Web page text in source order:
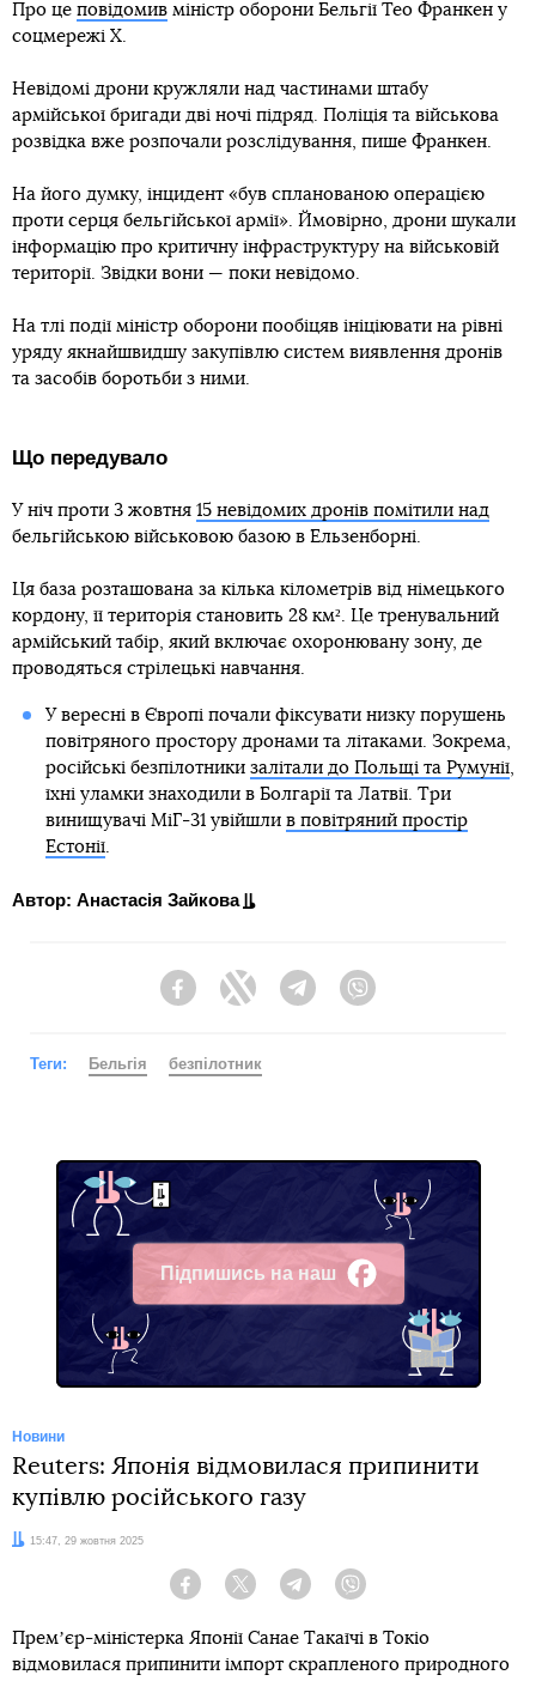
Про це повідомив міністр оборони Бельгії Тео Франкен у
соцмережі Х.
Невідомі дрони кружляли над частинами штабу
армійської бригади дві ночі підряд. Поліція та військова
розвідка вже розпочали розслідування, пише Франкен.
На його думку, інцидент «був спланованою операцією
проти серця бельгійської армії». Ймовірно, дрони шукали
інформацію про критичну інфраструктуру на військовій
території. Звідки вони — поки невідомо.
На тлі події міністр оборони пообіцяв ініціювати на рівні
уряду якнайшвидшу закупівлю систем виявлення дронів
та засобів боротьби з ними.
Що передувало
У ніч проти 3 жовтня 15 невідомих дронів помітили над
бельгійською військовою базою в Ельзенборні.
Ця база розташована за кілька кілометрів від німецького
кордону, її територія становить 28 км². Це тренувальний
армійський табір, який включає охоронювану зону, де
проводяться стрілецькі навчання.
У вересні в Європі почали фіксувати низку порушень
повітряного простору дронами та літаками. Зокрема,
російські безпілотники залітали до Польщі та Румунії,
їхні уламки знаходили в Болгарії та Латвії. Три
винищувачі МіГ-31 увійшли в повітряний простір
Естонії.
Автор: Анастасія Зайкова
FacebookTwitter Telegram
Теги: Бельгія безпілотник
Підпишись на наш
Facebook
Новини
Reuters: Японія відмовилася припинити
купівлю російського газу
Дата:15:47, 29 жовтня 2025
Facebook Twitter Telegram
Премʼєр-міністерка Японії Санае Такаїчі в Токіо
відмовилася припинити імпорт скрапленого природного